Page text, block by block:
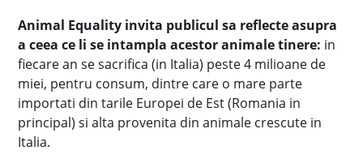
Animal Equality invita publicul sa reflecte asupra
a ceea ce li se intampla acestor animale tinere: in
fiecare an se sacrifica (in Italia) peste 4 milioane de
miei, pentru consum, dintre care o mare parte
importati din tarile Europei de Est (Romania in
principal) si alta provenita din animale crescute in
Italia.